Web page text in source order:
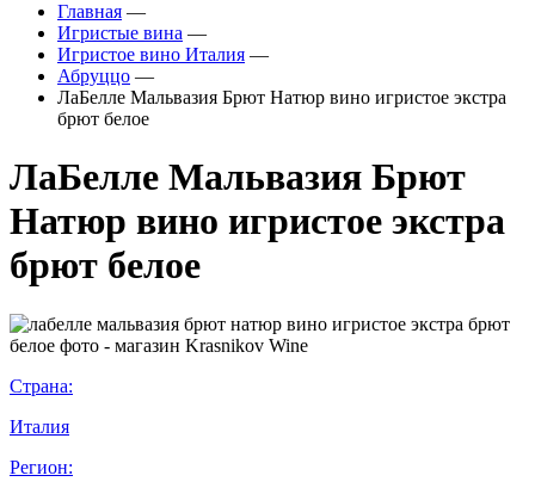
Главная —
Игристые вина —
Игристое вино Италия —
Абруццо —
ЛаБелле Мальвазия Брют Натюр вино игристое экстра
брют белое
ЛаБелле Мальвазия Брют
Натюр вино игристое экстра
брют белое
Страна:
Италия
Регион: